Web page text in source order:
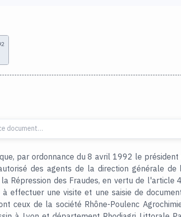
par ordonnance du 8 avril 1992 le
des agents de la direction générale de
Répression des Fraudes, en vertu de l'article
effectuer une visite et une saisie de
ceux de la société Rhône-Poulenc